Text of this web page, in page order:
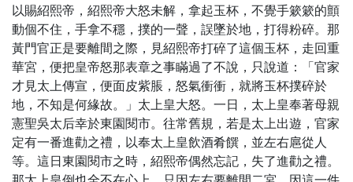
以賜紹熙帝，紹熙帝大怒未解，拿起玉杯，不覺手簌簌的顫
動個不住，手拿不穩，撲的一聲，誤墜於地，打得粉碎。那
黃門官正是要離間之際，見紹熙帝打碎了這個玉杯，走回重
華宮，便把皇帝怒那表章之事瞞過了不說，只說道：「官家
才見太上傳宣，便面皮紫脹，怒氣衝衝，就將玉杯撲碎於
地，不知是何緣故。」太上皇大怒。一日，太上皇奉著母親
憲聖吳太后幸於東園閱市。往常舊規，若是太上出遊，官家
定有一番進勸之禮，以奉太上皇飲酒肴饌，並左右扈從人
等。這日東園閱市之時，紹熙帝偶然忘記，失了進勸之禮。